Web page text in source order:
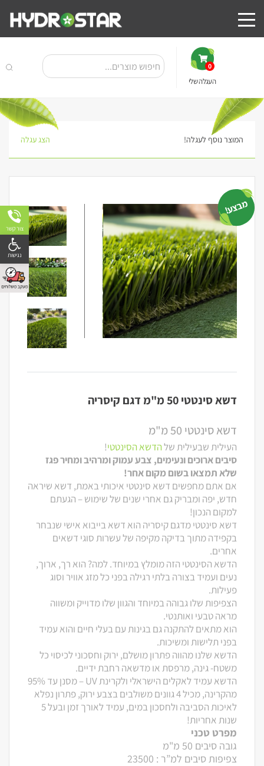
0
העגלה שלי
המוצר נוסף לעגלה! הצג עגלה
מבצע!
דשא סינטטי 50 מ"מ דגם קיסריה
דשא סינטטי 50 מ"מ
העילית שבעילית שלהדשא הסינטטי!
סיבים ארוכים ונעימים, צבע עמוק ומרהיב ומחיר פגז
שלא תמצאו בשום מקום אחר!
אם אתם מחפשים דשא סינטטי איכותי באמת, דשא שיראה
חדש, יפה ומבריק גם אחרי שנים של שימוש – הגעתם
למקום הנכון!
דשא סינטטי מדגם קיסריה הוא דשא בייבוא אישי שנבחר
בקפידה מתוך בדיקה מקיפה של עשרות סוגי דשאים
אחרים.
הדשא הסינטטי הזה מומלץ במיוחד. למה? הוא רך, ארוך,
נעים ועמיד בצורה בלתי רגילה בפני כל מזג אוויר וסוג
פעילות.
הצפיפות שלו גבוהה במיוחד והגוון שלו מדוייק ומשווה
מראה טבעי ואותנטי.
הוא מתאים להתקנה גם בגינות עם בעלי חיים והוא עמיד
בפני תלישות ומשיכות.
הדשא שלנו מהווה פתרון מושלם, ירוק וחסכוני לכיסוי כל
משטח- גינה, מרפסת או מדשאה רחבת ידיים.
הדשא עמיד לאקלים הישראלי ולקרינת UV – מסנן עד 95%
מהקרינה, מכיל 4 גוונים משולבים בצבע ירוק, פתרון נפלא
לאיכות הסביבה ולחסכון במים, עמיד לאורך זמן ובעל 5
שנות אחריות!
מפרט טכני
גובה סיבים 50 מ"מ
צפיפות סיבים למ”ר : 23500
צור קשר